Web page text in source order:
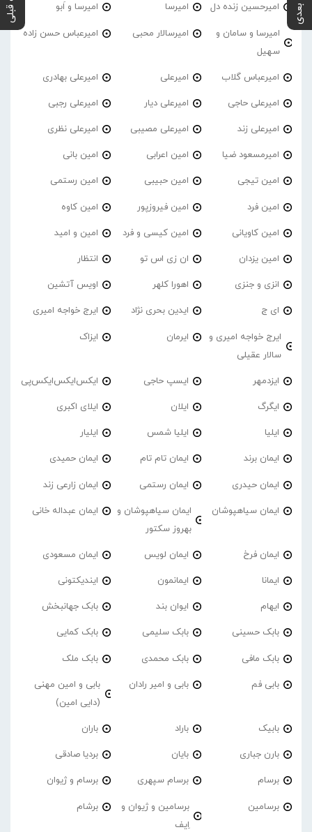
امیرحسین زنده دل امیرسا امیرسا و اَبو
امیرسا و سامان و
سهیل
امیرسالار محبی امیرعباس حسن زاده
امیرعباس گلاب امیرعلی امیرعلی بهادری
امیرعلی حاجی امیرعلی دیار امیرعلی رجبی
امیرعلی زند امیرعلی مصیبی امیرعلی نظری
امیرمسعود ضیا امین اعرابی امین بانی
امین تیجی امین حبیبی امین رستمی
امین فرد امین فیروزپور امین کاوه
امین کاویانی امین کیسی و فرد امین و امید
امین یزدان ان زی اس تو انتظار
انزی و جنزی اهورا کلهر اویس آتشین
ای ج ایدین بحری نژاد ایرج خواجه امیری
ایرج خواجه امیری و
سالار عقیلی
ایرمان ایزاک
ایزدمهر ایسپ حاجی ایکس‌ایکس‌ایکس‌پی
ایگرگ ایلان ایلای اکبری
ایلیا ایلیا شمس ایلیار
ایمان برند ایمان تام تام ایمان حمیدی
ایمان حیدری ایمان رستمی ایمان زارعی زند
ایمان سیاهپوشان
ایمان سیاهپوشان و
بهروز سکتور
ایمان عبداله خانی
ایمان فرخ ایمان لویس ایمان مسعودی
ایمانا ایمانمون ایندیکتونی
ایهام ایوان بند بابک جهانبخش
بابک حسینی بابک سلیمی بابک کمایی
بابک مافی بابک محمدی بابک ملک
بابی فم بابی و امیر رادان
بابی و امین مهنی
(دایی امین)
بابیک باراد باران
بارن جباری بایان بردیا صادقی
برسام برسام سپهری برسام و ژیوان
برسامین
برسامین و ژیوان و
اِیف
برشام